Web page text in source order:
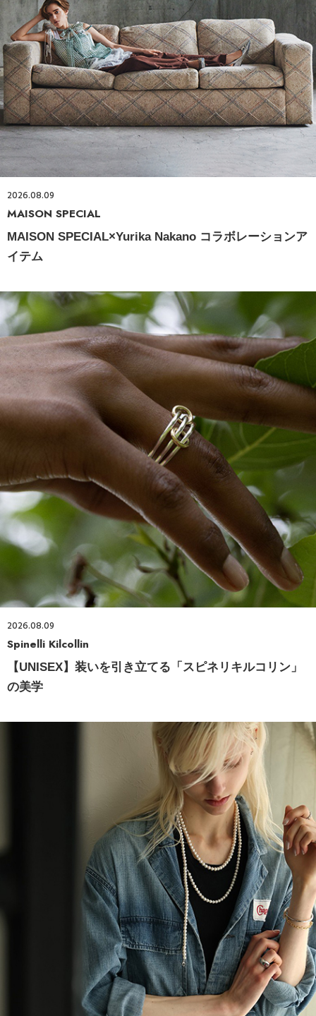
2026.08.09
MAISON SPECIAL
MAISON SPECIAL×Yurika Nakano コラボレーションア
イテム
2026.08.09
Spinelli Kilcollin
【UNISEX】装いを引き立てる「スピネリキルコリン」
の美学